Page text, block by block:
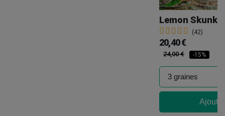
Lemon Skunk
(42)
20,40 €
24,00 € -15%